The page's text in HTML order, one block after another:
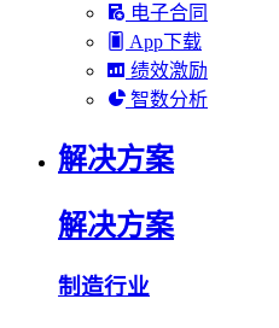
电子合同
App下载
绩效激励
智数分析
解决方案
解决方案
制造行业